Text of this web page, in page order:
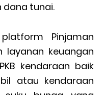
dana tunai.
Pinjaman
layanan keuangan
kendaraan baik
atau kendaraan